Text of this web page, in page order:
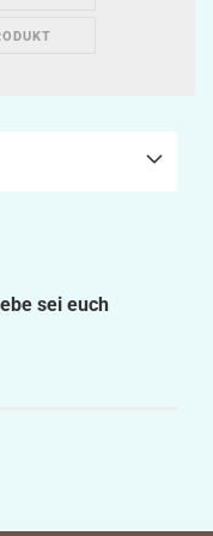
sei euch